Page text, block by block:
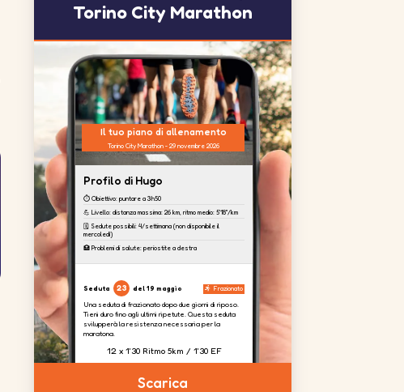
Torino City Marathon
Il tuo piano di allenamento
Torino City Marathon - 29 novembre 2026
Profilo di Hugo
⏱️ Obiettivo: puntare a 3h50
💪 Livello: distanza massima: 26 km, ritmo medio: 5'18''/km
🗓️ Sedute possibili: 4/settimana (non disponibile il
mercoledì)
🏥 Problemi di salute: periostite a destra
Seduta 23 del 19 maggio Frazionato
Una seduta di frazionato dopo due giorni di riposo.
Tieni duro fino agli ultimi ripetute. Questa seduta
svilupperà la resistenza necessaria per la
maratona.
12 x 1'30 Ritmo 5km / 1'30 EF
Scarica